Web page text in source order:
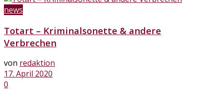
news
Totart – Kriminalsonette & andere
Verbrechen
von redaktion
17. April 2020
0